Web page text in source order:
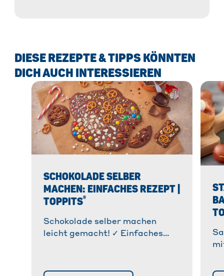
DIESE REZEPTE & TIPPS KÖNNTEN
DICH AUCH INTERESSIEREN
SCHOKOLADE SELBER
MACHEN: EINFACHES REZEPT |
TOPPITS®
Schokolade selber machen
leicht gemacht! ✓ Einfaches
Geschmack. » Jetzt entdecken